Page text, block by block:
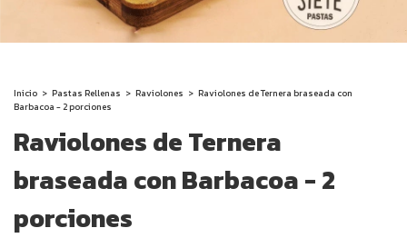
Inicio > Pastas Rellenas > Raviolones > Raviolones de Ternera braseada con
Barbacoa - 2 porciones
Raviolones de Ternera
braseada con Barbacoa - 2
porciones